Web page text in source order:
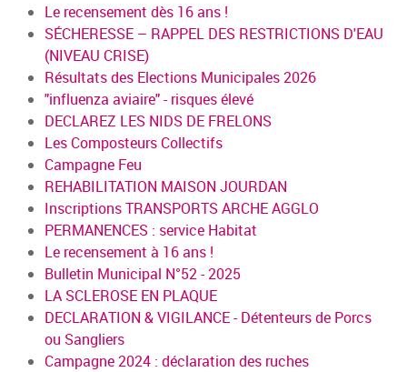
Le recensement dès 16 ans !
SÉCHERESSE – RAPPEL DES RESTRICTIONS D'EAU
(NIVEAU CRISE)
Résultats des Elections Municipales 2026
"influenza aviaire" - risques élevé
DECLAREZ LES NIDS DE FRELONS
Les Composteurs Collectifs
Campagne Feu
REHABILITATION MAISON JOURDAN
Inscriptions TRANSPORTS ARCHE AGGLO
PERMANENCES : service Habitat
Le recensement à 16 ans !
Bulletin Municipal N°52 - 2025
LA SCLEROSE EN PLAQUE
DECLARATION & VIGILANCE - Détenteurs de Porcs
ou Sangliers
Campagne 2024 : déclaration des ruches